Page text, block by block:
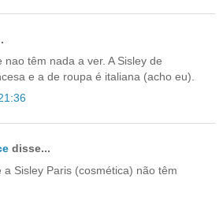
nao têm nada a ver. A Sisley de
e a de roupa é italiana (acho eu).
disse...
a Sisley Paris (cosmética) não têm